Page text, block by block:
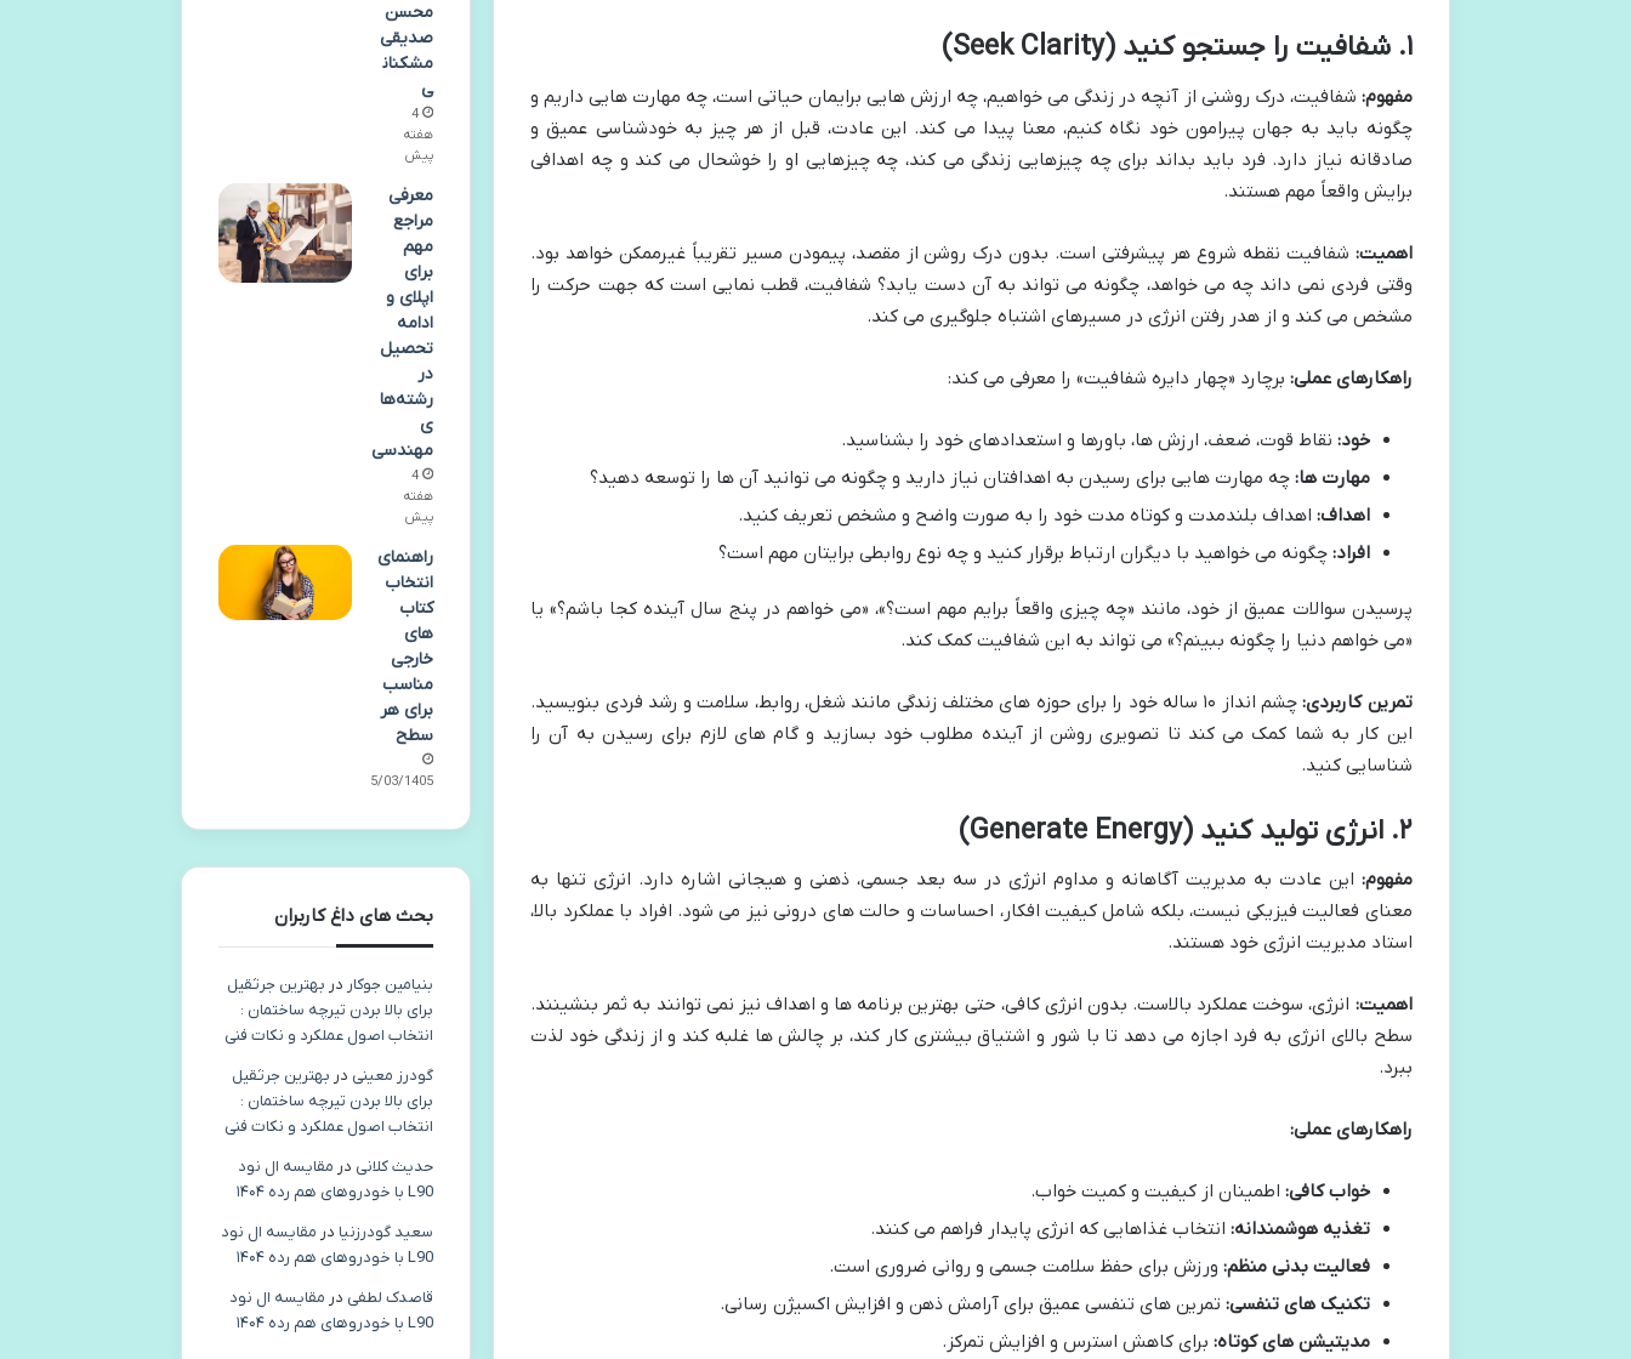
۱. شفافیت را جستجو کنید (Seek Clarity)
مفهوم: شفافیت، درک روشنی از آنچه در زندگی می خواهیم، چه ارزش هایی برایمان حیاتی است، چه مهارت هایی داریم و
چگونه باید به جهان پیرامون خود نگاه کنیم، معنا پیدا می کند. این عادت، قبل از هر چیز به خودشناسی عمیق و
صادقانه نیاز دارد. فرد باید بداند برای چه چیزهایی زندگی می کند، چه چیزهایی او را خوشحال می کند و چه اهدافی
برایش واقعاً مهم هستند.
اهمیت: شفافیت نقطه شروع هر پیشرفتی است. بدون درک روشن از مقصد، پیمودن مسیر تقریباً غیرممکن خواهد بود.
وقتی فردی نمی داند چه می خواهد، چگونه می تواند به آن دست یابد؟ شفافیت، قطب نمایی است که جهت حرکت را
مشخص می کند و از هدر رفتن انرژی در مسیرهای اشتباه جلوگیری می کند.
راهکارهای عملی: برچارد «چهار دایره شفافیت» را معرفی می کند:
خود: نقاط قوت، ضعف، ارزش ها، باورها و استعدادهای خود را بشناسید.
مهارت ها: چه مهارت هایی برای رسیدن به اهدافتان نیاز دارید و چگونه می توانید آن ها را توسعه دهید؟
اهداف: اهداف بلندمدت و کوتاه مدت خود را به صورت واضح و مشخص تعریف کنید.
افراد: چگونه می خواهید با دیگران ارتباط برقرار کنید و چه نوع روابطی برایتان مهم است؟
پرسیدن سوالات عمیق از خود، مانند «چه چیزی واقعاً برایم مهم است؟»، «می خواهم در پنج سال آینده کجا باشم؟» یا
«می خواهم دنیا را چگونه ببینم؟» می تواند به این شفافیت کمک کند.
تمرین کاربردی:
چشم انداز ۱۰ ساله خود را برای حوزه های مختلف زندگی مانند شغل، روابط، سلامت و رشد فردی بنویسید.
این کار به شما کمک می کند تا تصویری روشن از آینده مطلوب خود بسازید و گام های لازم برای رسیدن به آن را
شناسایی کنید.
۲. انرژی تولید کنید (Generate Energy)
مفهوم: این عادت به مدیریت آگاهانه و مداوم انرژی در سه بعد جسمی، ذهنی و هیجانی اشاره دارد. انرژی تنها به
معنای فعالیت فیزیکی نیست، بلکه شامل کیفیت افکار، احساسات و حالت های درونی نیز می شود. افراد با عملکرد بالا،
استاد مدیریت انرژی خود هستند.
اهمیت: انرژی، سوخت عملکرد بالاست. بدون انرژی کافی، حتی بهترین برنامه ها و اهداف نیز نمی توانند به ثمر بنشینند.
سطح بالای انرژی به فرد اجازه می دهد تا با شور و اشتیاق بیشتری کار کند، بر چالش ها غلبه کند و از زندگی خود لذت
ببرد.
راهکارهای عملی:
خواب کافی: اطمینان از کیفیت و کمیت خواب.
تغذیه هوشمندانه: انتخاب غذاهایی که انرژی پایدار فراهم می کنند.
فعالیت بدنی منظم: ورزش برای حفظ سلامت جسمی و روانی ضروری است.
تکنیک های تنفسی: تمرین های تنفسی عمیق برای آرامش ذهن و افزایش اکسیژن رسانی.
مدیتیشن های کوتاه: برای کاهش استرس و افزایش تمرکز.
محسن
صدیقی
مشکنان
ی
4
هفته
پیش
معرفی
مراجع
مهم
برای
اپلای و
ادامه
تحصیل
در
رشته‌ها
ی
مهندسی
4
هفته
پیش
راهنمای
انتخاب
کتاب
های
خارجی
مناسب
برای هر
سطح
25/03/1405
بحث های داغ کاربران
بنیامین جوکار در بهترین جرثقیل
برای بالا بردن تیرچه ساختمان :
انتخاب اصول عملکرد و نکات فنی
گودرز معینی در بهترین جرثقیل
برای بالا بردن تیرچه ساختمان :
انتخاب اصول عملکرد و نکات فنی
حدیث کلانی در مقایسه ال نود
L90 با خودروهای هم رده ۱۴۰۴
سعید گودرزنیا در مقایسه ال نود
L90 با خودروهای هم رده ۱۴۰۴
قاصدک لطفی در مقایسه ال نود
L90 با خودروهای هم رده ۱۴۰۴